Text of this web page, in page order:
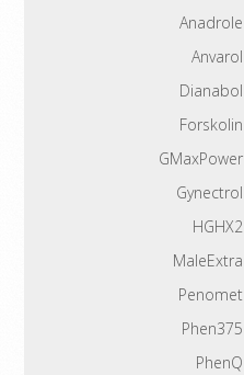
Anadrole
Anvarol
Dianabol
Forskolin
GMaxPower
Gynectrol
HGHX2
MaleExtra
Penomet
Phen375
PhenQ